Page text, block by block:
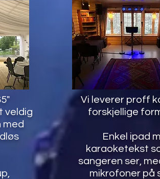
veldig
Vi leverer proff
forskjellige
Enkel ipad
karaoketekst
sangeren ser,
mikrofoner på